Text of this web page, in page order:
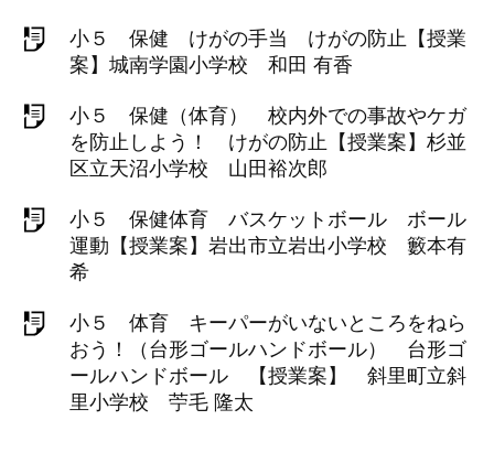
小５ 保健 けがの手当 けがの防止【授業
案】城南学園小学校 和田 有香
小５ 保健（体育） 校内外での事故やケガ
を防止しよう！ けがの防止【授業案】杉並
区立天沼小学校 山田裕次郎
小５ 保健体育 バスケットボール ボール
運動【授業案】岩出市立岩出小学校 籔本有
希
小５ 体育 キーパーがいないところをねら
おう！（台形ゴールハンドボール） 台形ゴ
ールハンドボール 【授業案】 斜里町立斜
里小学校 苧毛 隆太